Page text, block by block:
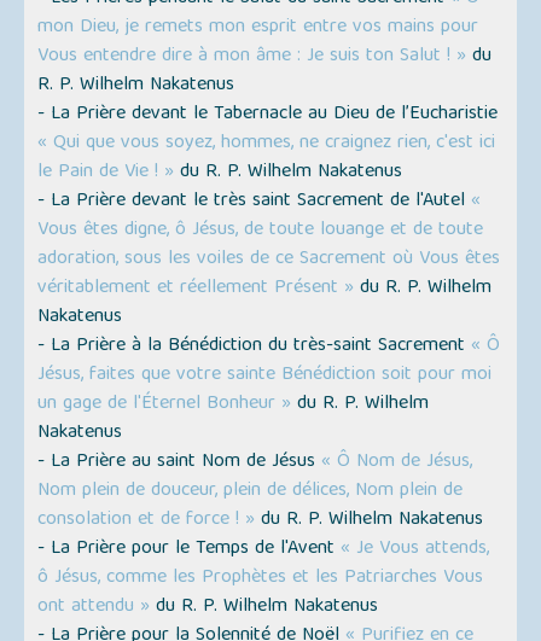
mon Dieu, je remets mon esprit entre vos mains pour
Vous entendre dire à mon âme : Je suis ton Salut ! » du
R. P. Wilhelm Nakatenus
- La Prière devant le Tabernacle au Dieu de l’Eucharistie
« Qui que vous soyez, hommes, ne craignez rien, c'est ici
le Pain de Vie ! » du R. P. Wilhelm Nakatenus
- La Prière devant le très saint Sacrement de l'Autel «
Vous êtes digne, ô Jésus, de toute louange et de toute
adoration, sous les voiles de ce Sacrement où Vous êtes
véritablement et réellement Présent » du R. P. Wilhelm
Nakatenus
- La Prière à la Bénédiction du très-saint Sacrement « Ô
Jésus, faites que votre sainte Bénédiction soit pour moi
un gage de l'Éternel Bonheur » du R. P. Wilhelm
Nakatenus
- La Prière au saint Nom de Jésus « Ô Nom de Jésus,
Nom plein de douceur, plein de délices, Nom plein de
consolation et de force ! » du R. P. Wilhelm Nakatenus
- La Prière pour le Temps de l'Avent « Je Vous attends,
ô Jésus, comme les Prophètes et les Patriarches Vous
ont attendu » du R. P. Wilhelm Nakatenus